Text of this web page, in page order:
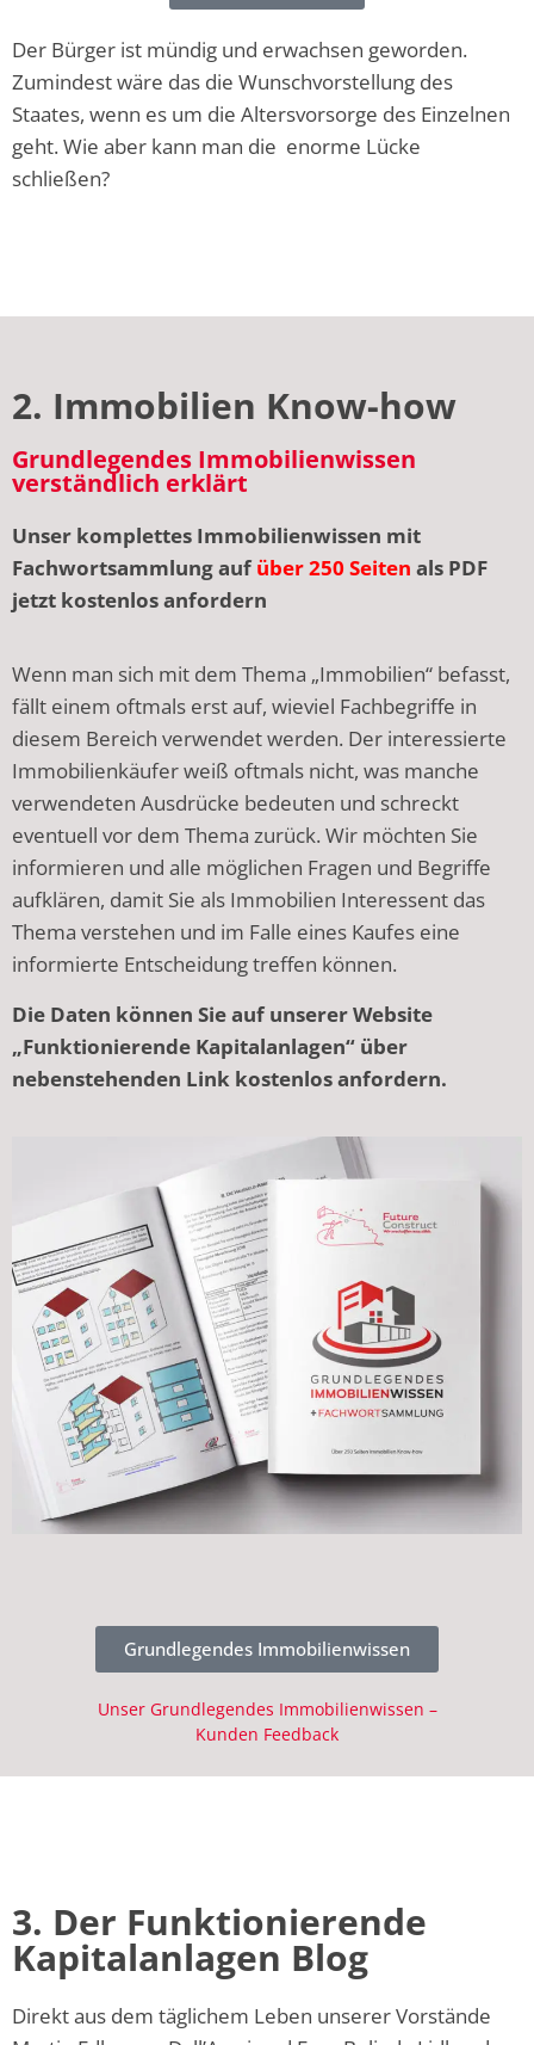
Der Bürger ist mündig und erwachsen geworden.
Zumindest wäre das die Wunschvorstellung des
Staates, wenn es um die Altersvorsorge des Einzelnen
geht. Wie aber kann man die enorme Lücke
schließen?
2. Immobilien Know-how
Grundlegendes Immobilienwissen
verständlich erklärt
Unser komplettes Immobilienwissen mit
Fachwortsammlung aufüber 250 Seiten als PDF
jetzt kostenlos anfordern
Wenn man sich mit dem Thema „Immobilien“ befasst,
fällt einem oftmals erst auf, wieviel Fachbegriffe in
diesem Bereich verwendet werden. Der interessierte
Immobilienkäufer weiß oftmals nicht, was manche
verwendeten Ausdrücke bedeuten und schreckt
eventuell vor dem Thema zurück. Wir möchten Sie
informieren und alle möglichen Fragen und Begriffe
aufklären, damit Sie als Immobilien Interessent das
Thema verstehen und im Falle eines Kaufes eine
informierte Entscheidung treffen können.
Die Daten können Sie auf unserer Website
„Funktionierende Kapitalanlagen“ über
nebenstehenden Link kostenlos anfordern.
Grundlegendes Immobilienwissen
Unser Grundlegendes Immobilienwissen –
Kunden Feedback
3. Der Funktionierende
Kapitalanlagen Blog
Direkt aus dem täglichem Leben unserer Vorstände